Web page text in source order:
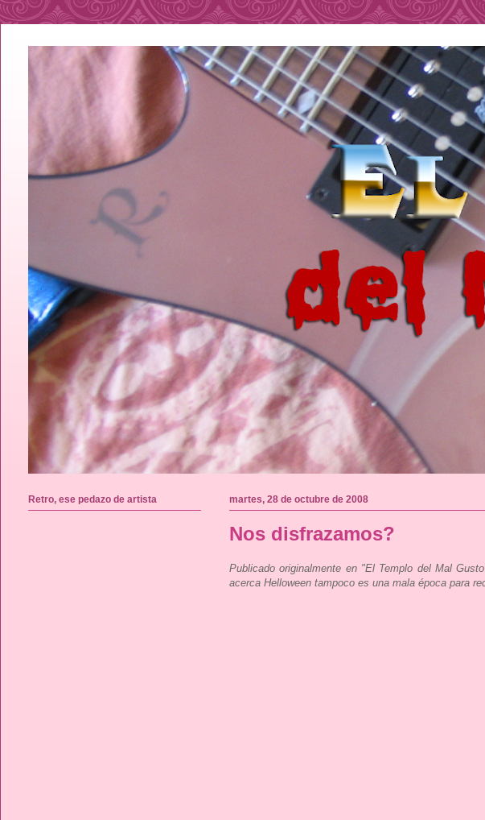
martes, 28 de octubre de 2008
Nos disfrazamos?
Publicado originalmente en "El Templo del Mal
acerca Helloween tampoco es una mala época para
Retro, ese pedazo de artista